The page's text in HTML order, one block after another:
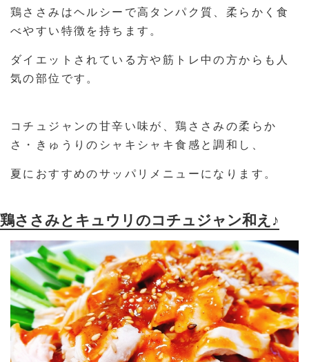
鶏ささみはヘルシーで高タンパク質、柔らかく食
べやすい特徴を持ちます。
ダイエットされている方や筋トレ中の方からも人
気の部位です。
コチュジャンの甘辛い味が、鶏ささみの柔らか
さ・きゅうりのシャキシャキ食感と調和し、
夏におすすめのサッパリメニューになります。
鶏ささみとキュウリのコチュジャン和え♪